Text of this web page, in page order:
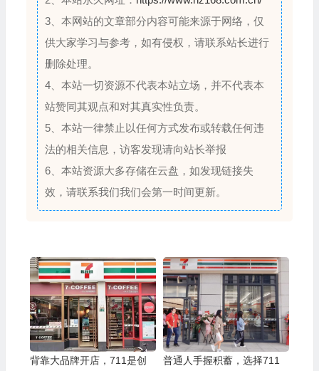
3、本网站的文章部分内容可能来源于网络，仅
供大家学习与参考，如有侵权，请联系站长进行
删除处理。
4、本站一切资源不代表本站立场，并不代表本
站赞同其观点和对其真实性负责。
5、本站一律禁止以任何方式发布或转载任何违
法的相关信息，访客发现请向站长举报
6、本站资源大多存储在云盘，如发现链接失
效，请联系我们我们会第一时间更新。
背靠大品牌开店，711是创
普通人手握积蓄，选择711